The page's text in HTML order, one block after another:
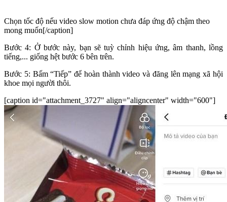
Chọn tốc độ nếu video slow motion chưa đáp ứng độ chậm theo
mong muốn[/caption]
Bước 4: Ở bước này, bạn sẽ tuỳ chỉnh hiệu ứng, âm thanh, lồng
tiếng,... giống hệt bước 6 bên trên.
Bước 5: Bấm “Tiếp” để hoàn thành video và đăng lên mạng xã hội
khoe mọi người thôi.
[caption id="attachment_3727" align="aligncenter" width="600"]